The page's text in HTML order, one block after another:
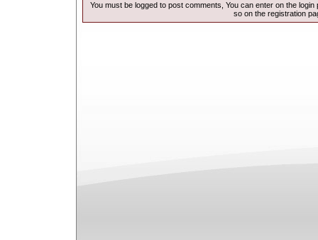
You must be logged to post comments, You can enter on the login
so on the registration